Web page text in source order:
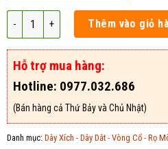
Vòng Cổ Áo Ngực Cho Chó – Mã
Thêm vào giỏ
Hỗ trợ mua hàng:
Hotline: 0977.032.686
(Bán hàng cả Thứ Bảy và Chủ Nhật)
Danh mục: Dây Xích - Dây Dắt - Vòng Cổ - Rọ